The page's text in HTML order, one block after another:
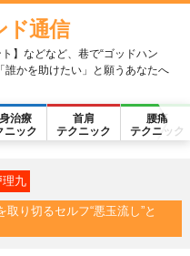
ド通信
】などなど、巷で“ゴッドハン
誰かを助けたい」と願うあなたへ
治療
ニック
首肩
テクニック
腰痛
テクニック
理九
取り切るセルフ“悪玉流し”と